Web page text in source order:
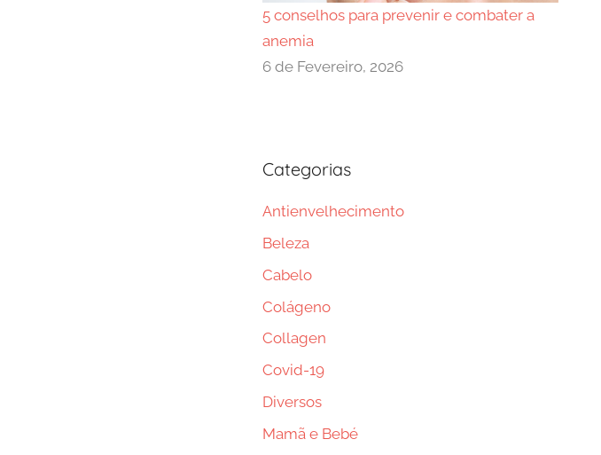
5 conselhos para prevenir e combater a
anemia
6 de Fevereiro, 2026
Categorias
Antienvelhecimento
Beleza
Cabelo
Colágeno
Collagen
Covid-19
Diversos
Mamã e Bebé